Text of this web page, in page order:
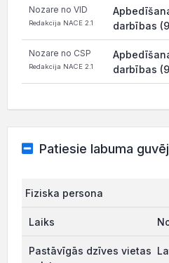
Nozare no VID
Redakcija NACE 2.1
darbības
Nozare no CSP
Redakcija NACE 2.1
darbības
Patiesie labuma
Fiziska persona